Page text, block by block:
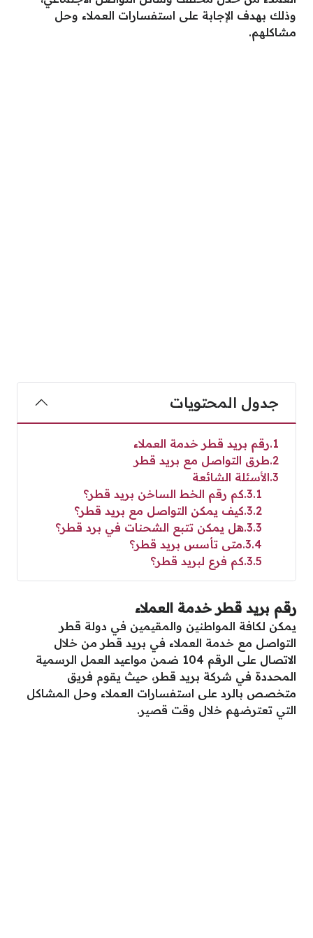
وذلك بهدف الإجابة على استفسارات العملاء وحل
مشاكلهم.
جدول المحتويات
1 رقم بريد قطر خدمة العملاء
2 طرق التواصل مع بريد قطر
3 الأسئلة الشائعة
3.1 كم رقم الخط الساخن بريد قطر؟
3.2 كيف يمكن التواصل مع بريد قطر؟
3.3 هل يمكن تتبع الشحنات في برد قطر؟
3.4 متى تأسس بريد قطر؟
3.5 كم فرع لبريد قطر؟
رقم بريد قطر خدمة العملاء
يمكن لكافة المواطنين والمقيمين في دولة قطر
التواصل مع خدمة العملاء في بريد قطر من خلال
الاتصال على الرقم 104 ضمن مواعيد العمل الرسمية
المحددة في شركة بريد قطر، حيث يقوم فريق
متخصص بالرد على استفسارات العملاء وحل المشاكل
التي تعترضهم خلال وقت قصير.